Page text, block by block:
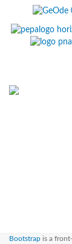
Bootstrap is a